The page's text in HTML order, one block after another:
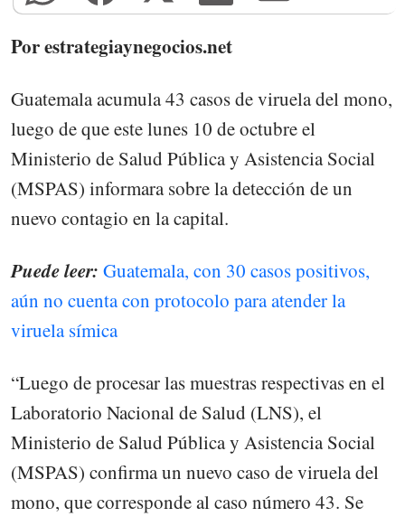
Por estrategiaynegocios.net
Guatemala acumula 43 casos de viruela del mono,
luego de que este lunes 10 de octubre el
Ministerio de Salud Pública y Asistencia Social
(MSPAS) informara sobre la detección de un
nuevo contagio en la capital.
Puede leer: Guatemala, con 30 casos positivos,
aún no cuenta con protocolo para atender la
viruela símica
“Luego de procesar las muestras respectivas en el
Laboratorio Nacional de Salud (LNS), el
Ministerio de Salud Pública y Asistencia Social
(MSPAS) confirma un nuevo caso de viruela del
mono, que corresponde al caso número 43. Se